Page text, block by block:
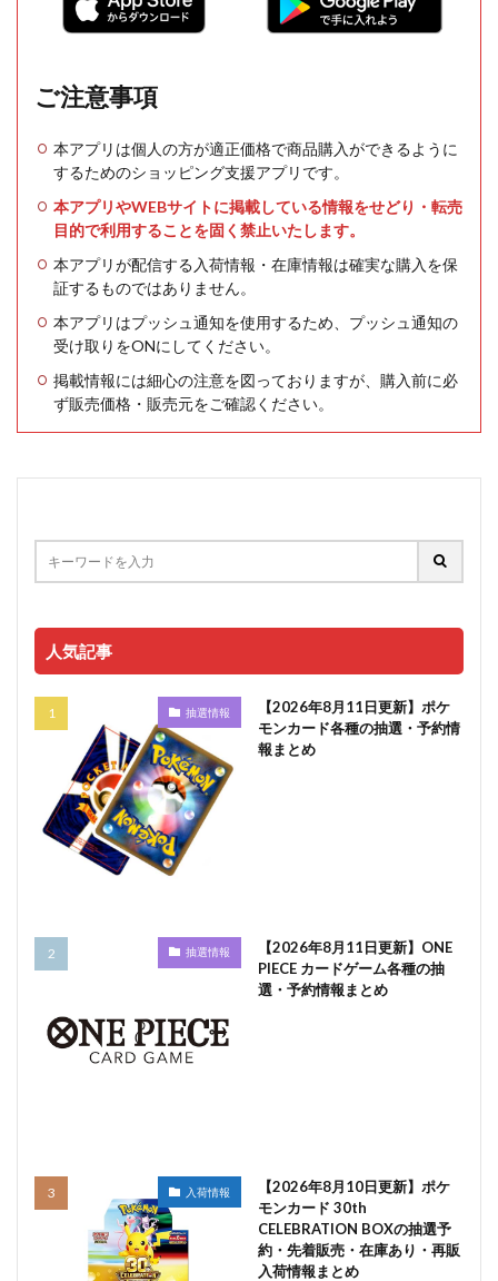
ご注意事項
本アプリは個人の方が適正価格で商品購入ができるように
するためのショッピング支援アプリです。
本アプリやWEBサイトに掲載している情報をせどり・転売
目的で利用することを固く禁止いたします。
本アプリが配信する入荷情報・在庫情報は確実な購入を保
証するものではありません。
本アプリはプッシュ通知を使用するため、プッシュ通知の
受け取りをONにしてください。
掲載情報には細心の注意を図っておりますが、購入前に必
ず販売価格・販売元をご確認ください。
人気記事
抽選情報
【2026年8月11日更新】ポケ
モンカード各種の抽選・予約情
報まとめ
抽選情報
【2026年8月11日更新】ONE
PIECE カードゲーム各種の抽
選・予約情報まとめ
入荷情報
【2026年8月10日更新】ポケ
モンカード 30th
CELEBRATION BOXの抽選予
約・先着販売・在庫あり・再販
入荷情報まとめ